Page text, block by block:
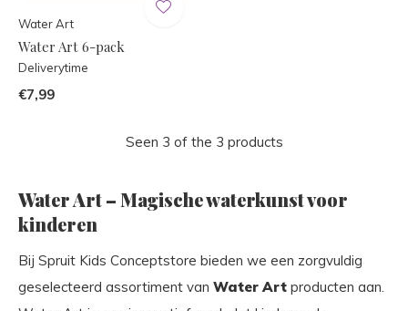
Water Art
Water Art 6-pack
Deliverytime
€7,99
Seen 3 of the 3 products
Water Art – Magische waterkunst voor
kinderen
Bij Spruit Kids Conceptstore bieden we een zorgvuldig
geselecteerd assortiment van Water Art producten aan.